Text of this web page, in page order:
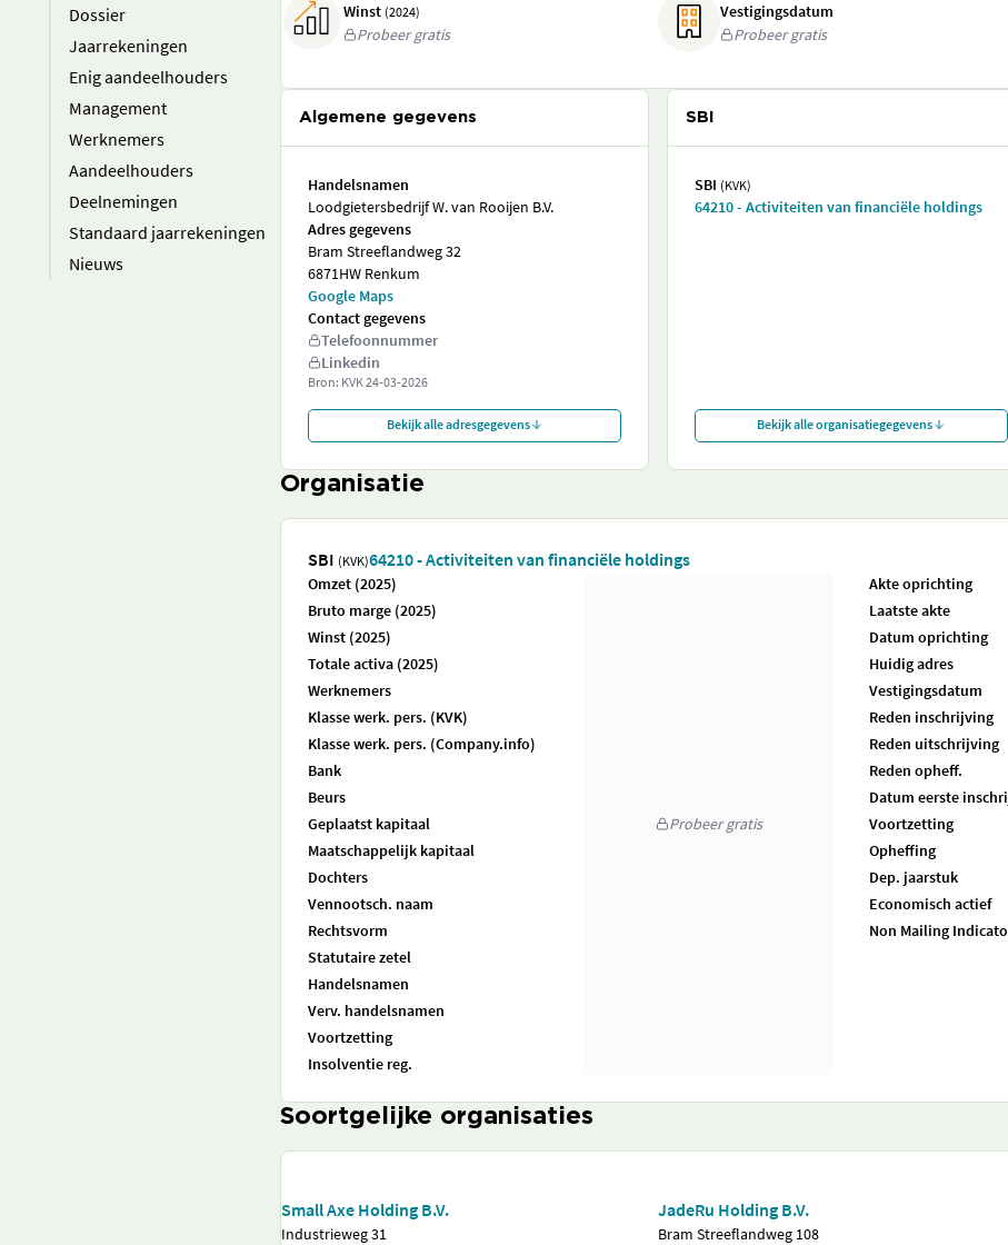
Dossier
Jaarrekeningen
Enig aandeelhouders
Management
Werknemers
Aandeelhouders
Deelnemingen
Standaard jaarrekeningen
Nieuws
Winst (2024)
Probeer gratis
Vestigingsdatum
Probeer gratis
Algemene gegevens
Handelsnamen
Loodgietersbedrijf W. van Rooijen B.V.
Adres gegevens
Bram Streeflandweg 32
6871HW Renkum
Google Maps
Contact gegevens
Telefoonnummer
Linkedin
Bron: KVK24-03-2026
Bekijk alle adresgegevens
SBI
SBI (KVK)
64210 - Activiteiten van financiële holdings
Bekijk alle organisatiegegevens
Organisatie
SBI (KVK)64210 - Activiteiten van financiële holdings
Omzet (2025)
Bruto marge (2025)
Winst (2025)
Totale activa (2025)
Werknemers
Klasse werk. pers. (KVK)
Klasse werk. pers. (Company.info)
Bank
Beurs
Geplaatst kapitaal
Maatschappelijk kapitaal
Dochters
Vennootsch. naam
Rechtsvorm
Statutaire zetel
Handelsnamen
Verv. handelsnamen
Voortzetting
Insolventie reg.
Probeer gratis
Akte oprichting
Laatste akte
Datum oprichting
Huidig adres
Vestigingsdatum
Reden inschrijving
Reden uitschrijving
Reden opheff.
Datum eerste
Voortzetting
Opheffing
Dep. jaarstuk
Economisch actief
Non Mailing
Soortgelijke organisaties
Small Axe Holding B.V.
Industrieweg 31
JadeRu Holding B.V.
Bram Streeflandweg 108